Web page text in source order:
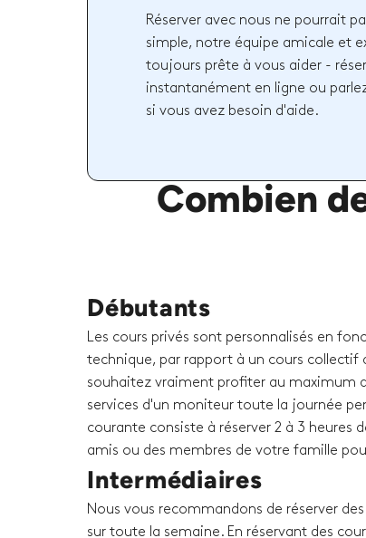
Réserver avec nous ne pourrait
simple, notre équipe amicale et
toujours prête à vous aider -
instantanément en ligne ou
si vous avez besoin d'aide.
Combien
Débutants
Les cours privés sont personnalisés en
technique, par rapport à un cours collectif
souhaitez vraiment profiter au maximum
services d'un moniteur toute la journée
courante consiste à réserver 2 à 3 heures
amis ou des membres de votre famille
Intermédiaires
Nous vous recommandons de réserver
sur toute la semaine. En réservant des